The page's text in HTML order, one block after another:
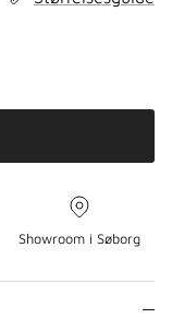
Showroom i Søborg